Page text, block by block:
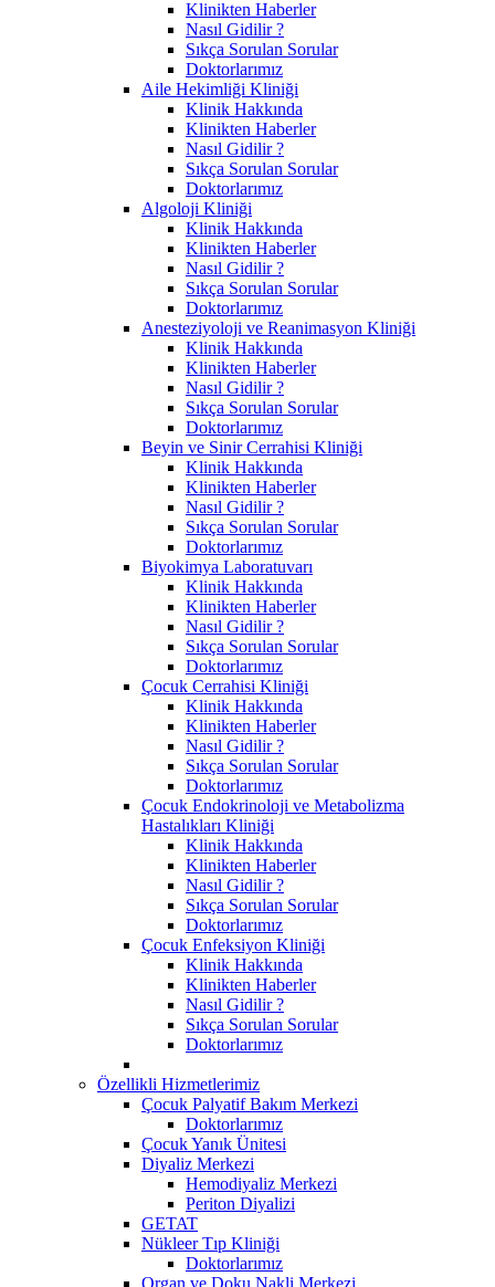
Klinikten Haberler
Nasıl Gidilir ?
Sıkça Sorulan Sorular
Doktorlarımız
Aile Hekimliği Kliniği
Klinik Hakkında
Klinikten Haberler
Nasıl Gidilir ?
Sıkça Sorulan Sorular
Doktorlarımız
Algoloji Kliniği
Klinik Hakkında
Klinikten Haberler
Nasıl Gidilir ?
Sıkça Sorulan Sorular
Doktorlarımız
Anesteziyoloji ve Reanimasyon Kliniği
Klinik Hakkında
Klinikten Haberler
Nasıl Gidilir ?
Sıkça Sorulan Sorular
Doktorlarımız
Beyin ve Sinir Cerrahisi Kliniği
Klinik Hakkında
Klinikten Haberler
Nasıl Gidilir ?
Sıkça Sorulan Sorular
Doktorlarımız
Biyokimya Laboratuvarı
Klinik Hakkında
Klinikten Haberler
Nasıl Gidilir ?
Sıkça Sorulan Sorular
Doktorlarımız
Çocuk Cerrahisi Kliniği
Klinik Hakkında
Klinikten Haberler
Nasıl Gidilir ?
Sıkça Sorulan Sorular
Doktorlarımız
Çocuk Endokrinoloji ve Metabolizma
Hastalıkları Kliniği
Klinik Hakkında
Klinikten Haberler
Nasıl Gidilir ?
Sıkça Sorulan Sorular
Doktorlarımız
Çocuk Enfeksiyon Kliniği
Klinik Hakkında
Klinikten Haberler
Nasıl Gidilir ?
Sıkça Sorulan Sorular
Doktorlarımız
Özellikli Hizmetlerimiz
Çocuk Palyatif Bakım Merkezi
Doktorlarımız
Çocuk Yanık Ünitesi
Diyaliz Merkezi
Hemodiyaliz Merkezi
Periton Diyalizi
GETAT
Nükleer Tıp Kliniği
Doktorlarımız
Organ ve Doku Nakli Merkezi